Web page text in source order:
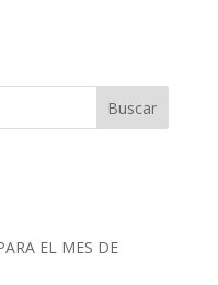
Buscar
EL MES DE